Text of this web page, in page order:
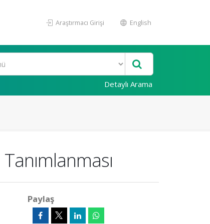
Araştırmacı Girişi English
Detaylı Arama
Paylaş